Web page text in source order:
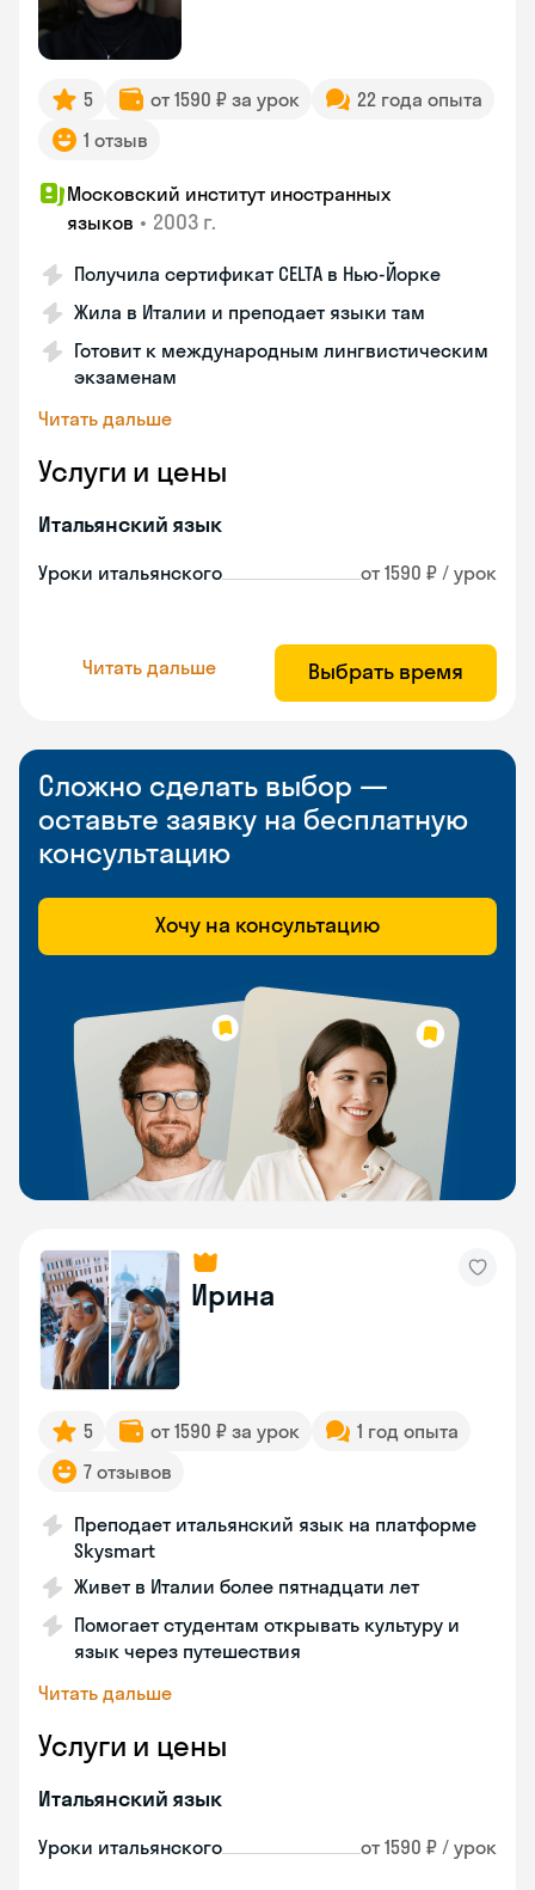
5 от 1590 ₽ за урок
22 года опыта
1 отзыв
Московский институт иностранных
языков • 2003 г.
Получила сертификат CELTA в Нью-Йорке
Жила в Италии и преподает языки там
Готовит к международным лингвистическим
экзаменам
Читать дальше
Услуги и цены
Итальянский язык
Уроки итальянского от 1590 ₽ / урок
Читать дальше Выбрать время
Сложно сделать выбор —
оставьте заявку на бесплатную
консультацию
Хочу на консультацию
Ирина
5 от 1590 ₽ за урок
1 год опыта
7 отзывов
Преподает итальянский язык на платформе
Skysmart
Живет в Италии более пятнадцати лет
Помогает студентам открывать культуру и
язык через путешествия
Читать дальше
Услуги и цены
Итальянский язык
Уроки итальянского от 1590 ₽ / урок